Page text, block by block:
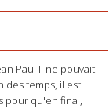
Paul II ne pouvait
des temps, il est
pour qu'en final,